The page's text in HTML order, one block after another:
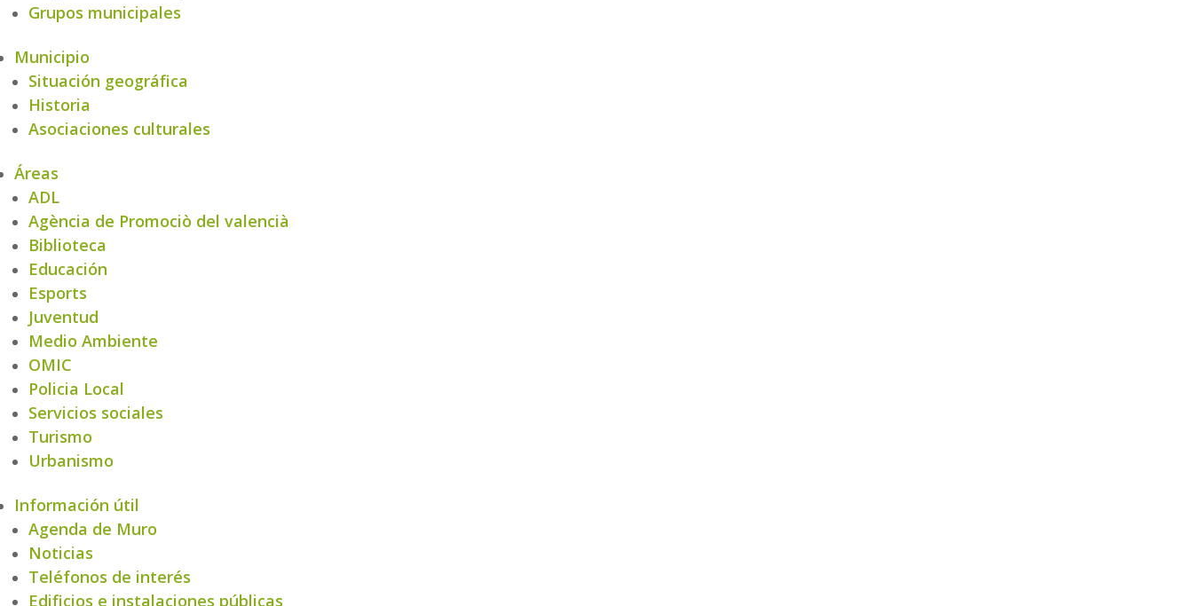
Grupos municipales
Municipio
Situación geográfica
Historia
Asociaciones culturales
Áreas
ADL
Agència de Promociò del valencià
Biblioteca
Educación
Esports
Juventud
Medio Ambiente
OMIC
Policia Local
Servicios sociales
Turismo
Urbanismo
Información útil
Agenda de Muro
Noticias
Teléfonos de interés
Edificios e instalaciones públicas